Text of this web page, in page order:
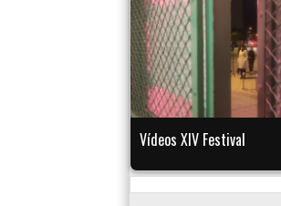
Vídeos XIV Festival